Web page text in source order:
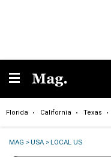
Florida California Texas
MAG >USA >LOCAL US